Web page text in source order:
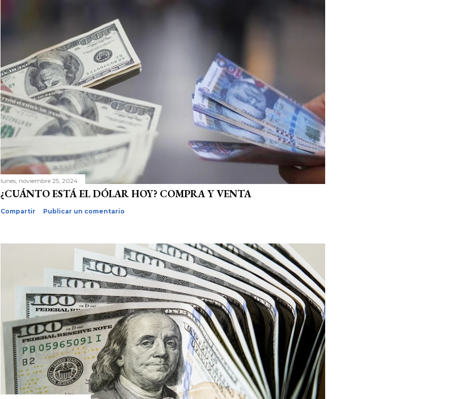
lunes, noviembre 25, 2024
¿CUÁNTO ESTÁ EL DÓLAR HOY? COMPRA Y VENTA
Compartir Publicar un comentario